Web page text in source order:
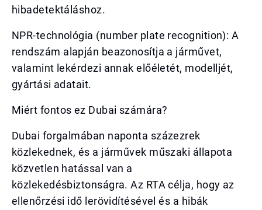
hibadetektáláshoz.
NPR-technológia (number plate recognition): A
rendszám alapján beazonosítja a járművet,
valamint lekérdezi annak előéletét, modelljét,
gyártási adatait.
Miért fontos ez Dubai számára?
Dubai forgalmában naponta százezrek
közlekednek, és a járművek műszaki állapota
közvetlen hatással van a
közlekedésbiztonságra. Az RTA célja, hogy az
ellenőrzési idő lerövidítésével és a hibák